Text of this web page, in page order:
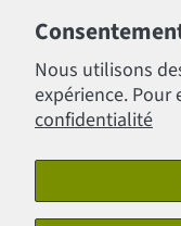
Nous utilisons
expérience. Pour
confidentialité
Foire aux questions
Professionnels
Politiques
Modes